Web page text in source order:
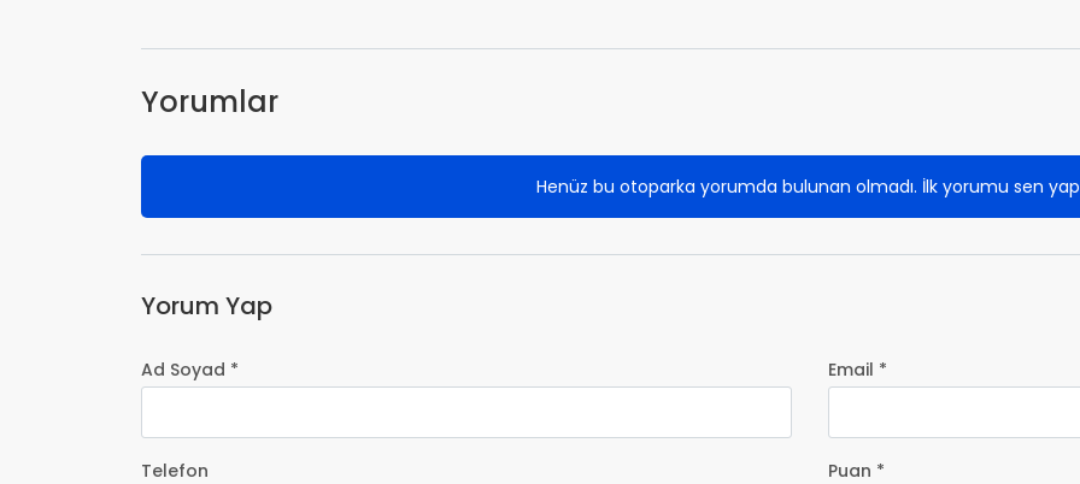
Yorumlar
Henüz bu otoparka yorumda bulunan olmadı. İlk yorumu sen
Yorum Yap
Ad Soyad * Email *
Telefon
Puan *